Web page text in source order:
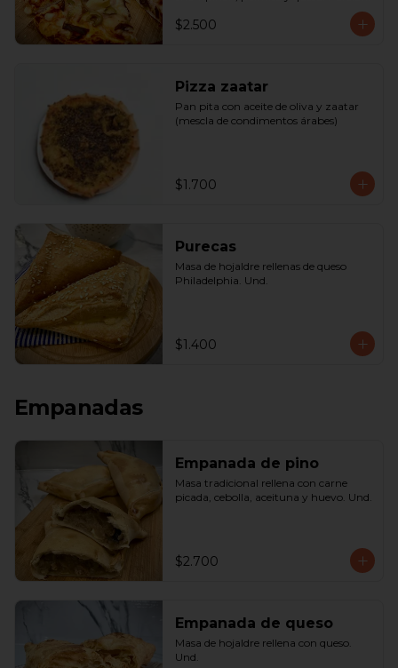
$2.500
Pizza zaatar
Pan pita con aceite de oliva y zaatar
(mescla de condimentos árabes)
$1.700
Purecas
Masa de hojaldre rellenas de queso
Philadelphia. Und.
$1.400
Empanadas
Empanada de pino
Masa tradicional rellena con carne
picada, cebolla, aceituna y huevo. Und.
$2.700
Empanada de queso
Masa de hojaldre rellena con queso.
Und.